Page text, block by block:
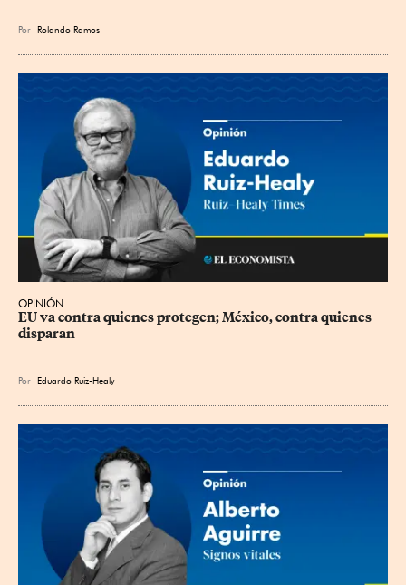
Por Rolando Ramos
OPINIÓN
EU va contra quienes protegen; México, contra quienes
disparan
Por Eduardo Ruiz-Healy